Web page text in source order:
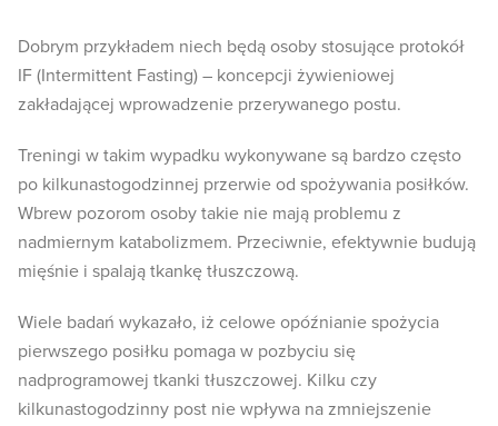
Dobrym przykładem niech będą osoby stosujące protokół
IF (Intermittent Fasting) – koncepcji żywieniowej
zakładającej wprowadzenie przerywanego postu.
Treningi w takim wypadku wykonywane są bardzo często
po kilkunastogodzinnej przerwie od spożywania posiłków.
Wbrew pozorom osoby takie nie mają problemu z
nadmiernym katabolizmem. Przeciwnie, efektywnie budują
mięśnie i spalają tkankę tłuszczową.
Wiele badań wykazało, iż celowe opóźnianie spożycia
pierwszego posiłku pomaga w pozbyciu się
nadprogramowej tkanki tłuszczowej. Kilku czy
kilkunastogodzinny post nie wpływa na zmniejszenie